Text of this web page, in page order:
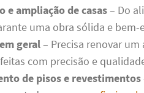
e ampliação de casas– Do
uma obra sólida e bem-
geral– Precisa renovar
com precisão e
de pisos e revestimentos